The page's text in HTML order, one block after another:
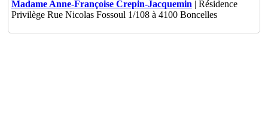
Madame Anne-Françoise Crepin-Jacquemin | Résidence
Privilège Rue Nicolas Fossoul 1/108 à 4100 Boncelles